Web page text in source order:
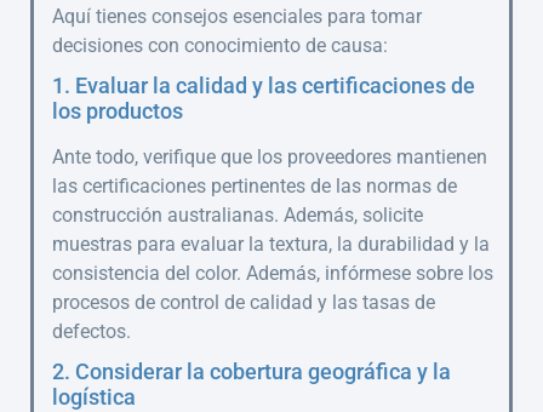
Aquí tienes consejos esenciales para tomar
decisiones con conocimiento de causa:
1. Evaluar la calidad y las certificaciones de
los productos
Ante todo, verifique que los proveedores mantienen
las certificaciones pertinentes de las normas de
construcción australianas. Además, solicite
muestras para evaluar la textura, la durabilidad y la
consistencia del color. Además, infórmese sobre los
procesos de control de calidad y las tasas de
defectos.
2. Considerar la cobertura geográfica y la
logística